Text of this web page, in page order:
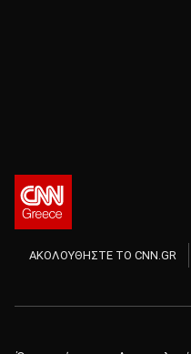
ΑΚΟΛΟΥΘΗΣΤΕ ΤΟ CNN.GR